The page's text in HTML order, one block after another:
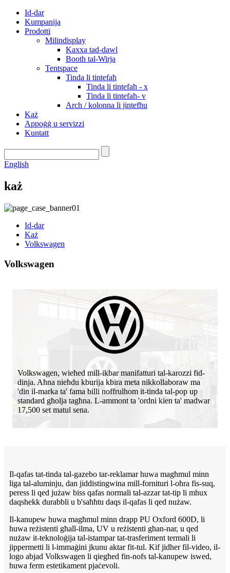
Id-dar
Kumpanija
Prodotti
Milindisplay
Kaxxa tad-dawl
Booth tal-Wirja
Tentspace
Tinda li tintefaħ
Tinda li tintefaħ - x
Tinda li tintefaħ- v
Arch / kolonna li jintefħu
Każ
Appoġġ u servizzi
Kuntatt
English
każ
Id-dar
Każ
Volkswagen
Volkswagen
Volkswagen, wieħed mill-ikbar manifatturi tal-karozzi fid-
dinja. Aħna nieħdu kburija kbira meta nikkollaboraw ma
'din il-marka ta' fama billi noffrulhom it-tinda tal-pop up
standard għolja tagħna. L-ammont ta 'ordni kien ta' madwar
17,500 set matul sena.
Il-qafas tat-tinda tal-gazebo tar-reklamar huwa magħmul minn
liga tal-aluminju, dan jiddistingwina mill-fornituri l-oħra fis-suq,
peress li qed jużaw biss qafas normali tal-azzar tat-tip li mhux
daqshekk durabbli u b'saħħtu daqs il-qafas li qed nużaw.
Il-kanupew huwa magħmul minn drapp PU Oxford 600D, li
huwa reżistenti għall-ilma, UV u reżistenti għan-nar, u qed
nużaw it-teknoloġija tal-istampar tat-trasferiment termali li
jippermetti li l-immaġini jkunu aktar fit-tul. Kif jidher fil-video, il-
logo abjad Volkswagen li qiegħed fin-nofs tal-kanupew iswed,
huwa ferm estetikament pjaċevoli.